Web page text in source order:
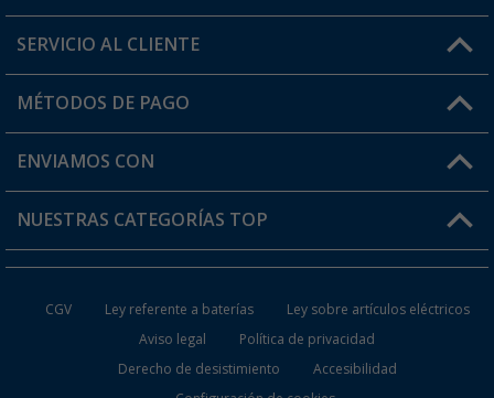
Conviértete en distribuidor
Mi cuenta
Tarjeta Berger Digital
SERVICIO AL CLIENTE
FAQ y Contacto
Información de envío
¿Dónde está mi pedido?
MÉTODOS DE PAGO
ENVIAMOS CON
NUESTRAS CATEGORÍAS TOP
Muebles de Camping
CGV Ley referente a baterías
Ley sobre artículos eléctricos
Aviso legal
Política de privacidad
Derecho de desistimiento
Accesibilidad